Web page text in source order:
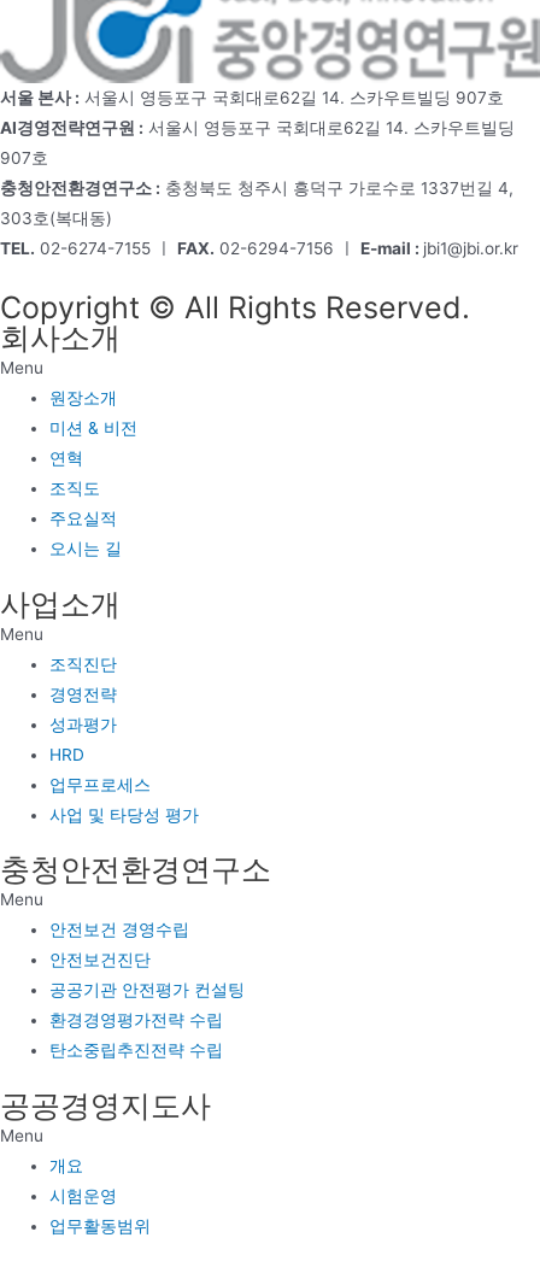
서울 본사 : 서울시 영등포구 국회대로62길 14. 스카우트빌딩 907호
AI경영전략연구원 : 서울시 영등포구 국회대로62길 14. 스카우트빌딩
907호
충청안전환경연구소 : 충청북도 청주시 흥덕구 가로수로 1337번길 4,
303호(복대동)
TEL. 02-6274-7155 ㅣ FAX. 02-6294-7156 ㅣ E-mail : jbi1@jbi.or.kr
Copyright © All Rights Reserved.
회사소개
Menu
원장소개
미션 & 비전
연혁
조직도
주요실적
오시는 길
사업소개
Menu
조직진단
경영전략
성과평가
HRD
업무프로세스
사업 및 타당성 평가
충청안전환경연구소
Menu
안전보건 경영수립
안전보건진단
공공기관 안전평가 컨설팅
환경경영평가전략 수립
탄소중립추진전략 수립
공공경영지도사
Menu
개요
시험운영
업무활동범위